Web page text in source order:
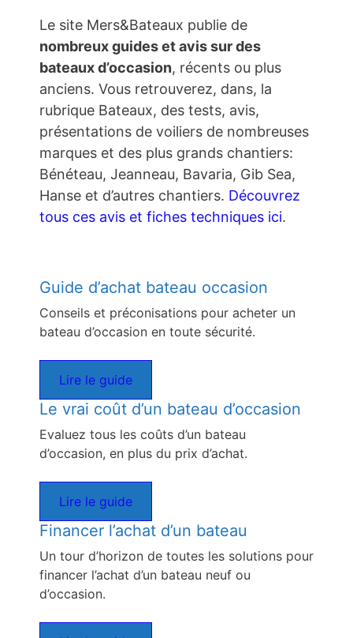
Le site Mers&Bateaux publie de
nombreux guides et avis sur des
bateaux d’occasion, récents ou plus
anciens. Vous retrouverez, dans, la
rubrique Bateaux, des tests, avis,
présentations de voiliers de nombreuses
marques et des plus grands chantiers:
Bénéteau, Jeanneau, Bavaria, Gib Sea,
Hanse et d’autres chantiers. Découvrez
tous ces avis et fiches techniques ici.
Guide d’achat bateau occasion
Conseils et préconisations pour acheter un
bateau d’occasion en toute sécurité.
Lire le guide
Le vrai coût d’un bateau d’occasion
Evaluez tous les coûts d’un bateau
d’occasion, en plus du prix d’achat.
Lire le guide
Financer l’achat d’un bateau
Un tour d’horizon de toutes les solutions pour
financer l’achat d’un bateau neuf ou
d’occasion.